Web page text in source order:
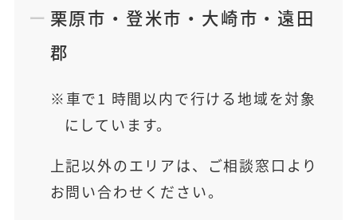
栗原市 ・ 登米市 ・ 大崎市 ・ 遠田
郡
車で1 時間以内で行ける地域を対象
にしています。
上記以外のエリアは、ご相談窓口より
お問い合わせください。